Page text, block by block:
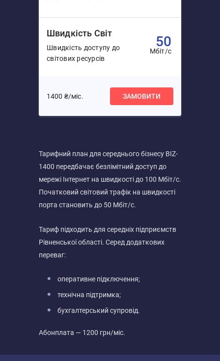
Швидкість Світ
Швидкість доступу до
світових ресурсів
50
Мбіт/с
ЗАМОВИТИ
1400 ₴/міс.
Тарифний план для середнього бізнесу BIZ-
1400 передбачає безлімітний доступ до
мережі Інтернет на швидкості до 100 Мбіт/с.
Початковий світовий трафік на швидкості
порта становить до 50 Мбіт/с.
Тариф підходить для середніх підприємств
Рівненської області. Серед додаткових
переваг:
оперативне підключення;
технічна підтримка;
бухгалтерський супровід.
Абонплата — 1200 грн/міс.